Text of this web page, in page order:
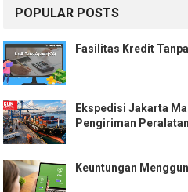
POPULAR POSTS
Fasilitas Kredit
Ekspedisi Jakarta
Pengiriman
Keuntungan